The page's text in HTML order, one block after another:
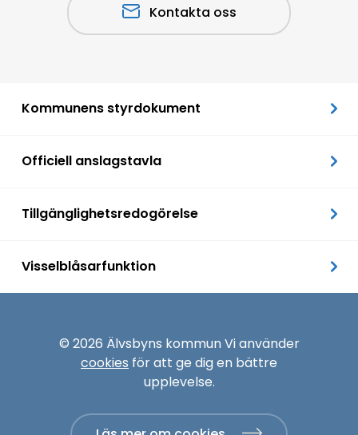
Kontakta oss
Kommunens styrdokument
Officiell anslagstavla
Tillgänglighetsredogörelse
Visselblåsarfunktion
© 2026 Älvsbyns kommun Vi använder
cookies för att ge dig en bättre
upplevelse.